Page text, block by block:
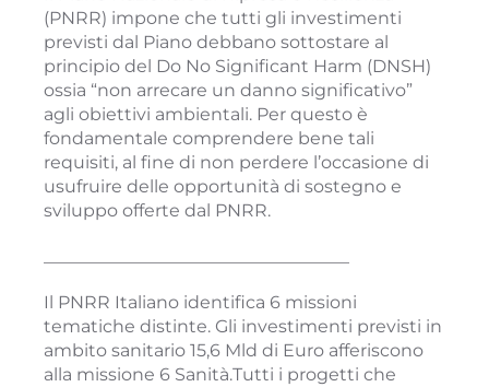
(PNRR) impone che tutti gli investimenti
previsti dal Piano debbano sottostare al
principio del Do No Significant Harm (DNSH)
ossia “non arrecare un danno significativo”
agli obiettivi ambientali. Per questo è
fondamentale comprendere bene tali
requisiti, al fine di non perdere l’occasione di
usufruire delle opportunità di sostegno e
sviluppo offerte dal PNRR.
Il PNRR Italiano identifica 6 missioni
tematiche distinte. Gli investimenti previsti in
ambito sanitario 15,6 Mld di Euro afferiscono
alla missione 6 Sanità.Tutti i progetti che